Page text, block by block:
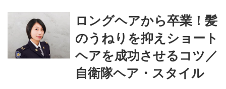
当するヘアスタイリスト：keiko ヘアス
タイリスト歴23年。東京・表参道にあ
る「NORA HAIR SALON」にてサロン
ワークをこなすほか、アーティストな
どのヘアメークも担当。「髪質や顔形
から似合う髪型を提案します。自衛隊
ロングヘアから卒業！髪
のうねりを抑えショート
ヘアを成功させるコツ／
自衛隊ヘア・スタイル